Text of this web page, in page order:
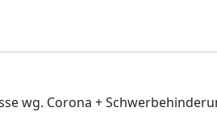
wg. Corona +